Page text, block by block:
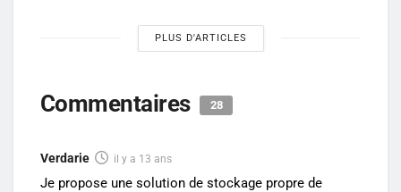
PLUS D'ARTICLES
Commentaires 28
Verdarie il y a 13 ans
Je propose une solution de stockage propre de